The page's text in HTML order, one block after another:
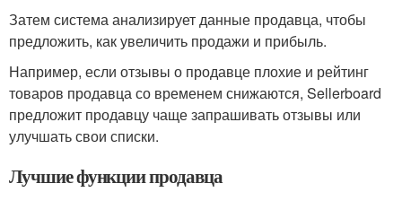
Затем система анализирует данные продавца, чтобы
предложить, как увеличить продажи и прибыль.
Например, если отзывы о продавце плохие и рейтинг
товаров продавца со временем снижаются, Sellerboard
предложит продавцу чаще запрашивать отзывы или
улучшать свои списки.
Лучшие функции продавца